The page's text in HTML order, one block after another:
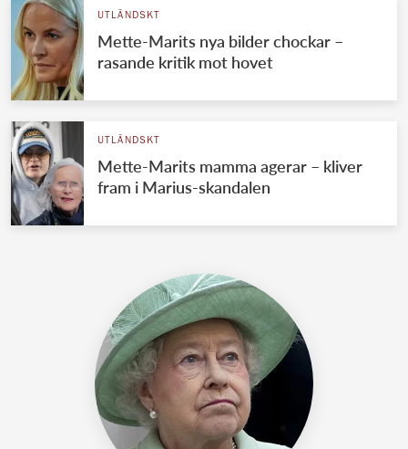
UTLÄNDSKT
Mette-Marits nya bilder chockar –
rasande kritik mot hovet
UTLÄNDSKT
Mette-Marits mamma agerar – kliver
fram i Marius-skandalen